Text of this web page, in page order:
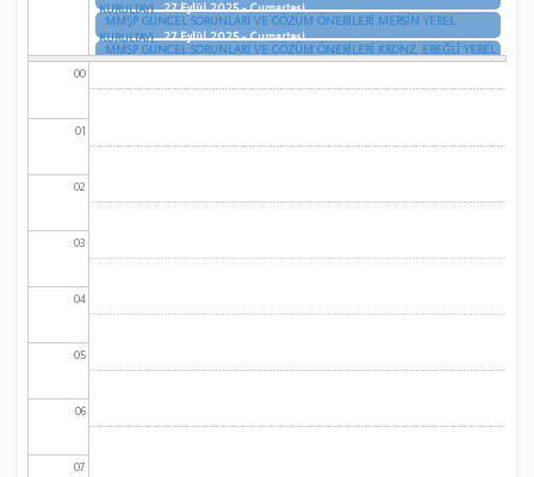
KURULTAYI
27 Eylül 2025 - Cumartesi
MMŞP GÜNCEL SORUNLARI VE ÇÖZÜM ÖNERİLERİ MERSİN YEREL
KURULTAYI
27 Eylül 2025 - Cumartesi
MMŞP GÜNCEL SORUNLARI VE ÇÖZÜM ÖNERİLERİ KRDNZ. EREĞLİ YEREL
KURULTAYI
27 Eylül 2025 - Cumartesi
00
01
02
03
04
05
06
07